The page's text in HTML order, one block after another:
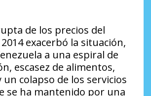
de los precios del
exacerbó la situación,
a una espiral de
escasez de alimentos,
un colapso de los servicios
se ha mantenido por una